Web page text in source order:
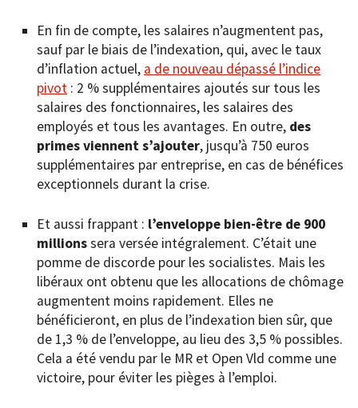
En fin de compte, les salaires n’augmentent pas,
sauf par le biais de l’indexation, qui, avec le taux
d’inflation actuel, a de nouveau dépassé l’indice
pivot : 2 % supplémentaires ajoutés sur tous les
salaires des fonctionnaires, les salaires des
employés et tous les avantages. En outre, des
primes viennent s’ajouter, jusqu’à 750 euros
supplémentaires par entreprise, en cas de bénéfices
exceptionnels durant la crise.
Et aussi frappant : l’enveloppe bien-être de 900
millionssera versée intégralement. C’était une
pomme de discorde pour les socialistes. Mais les
libéraux ont obtenu que les allocations de chômage
augmentent moins rapidement. Elles ne
bénéficieront, en plus de l’indexation bien sûr, que
de 1,3 % de l’enveloppe, au lieu des 3,5 % possibles.
Cela a été vendu par le MR et Open Vld comme une
victoire, pour éviter les pièges à l’emploi.